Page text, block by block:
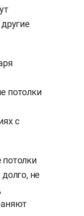
потолки
с
не